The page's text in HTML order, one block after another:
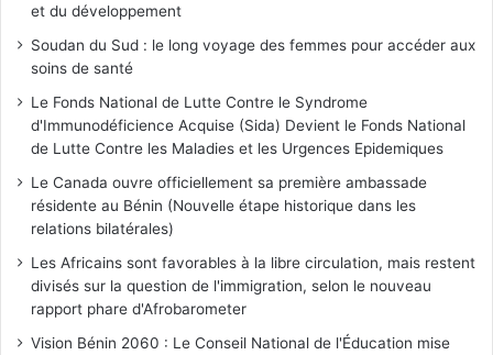
et du développement
Soudan du Sud : le long voyage des femmes pour accéder aux
soins de santé
Le Fonds National de Lutte Contre le Syndrome
d'Immunodéficience Acquise (Sida) Devient le Fonds National
de Lutte Contre les Maladies et les Urgences Epidemiques
Le Canada ouvre officiellement sa première ambassade
résidente au Bénin (Nouvelle étape historique dans les
relations bilatérales)
Les Africains sont favorables à la libre circulation, mais restent
divisés sur la question de l'immigration, selon le nouveau
rapport phare d'Afrobarometer
Vision Bénin 2060 : Le Conseil National de l'Éducation mise